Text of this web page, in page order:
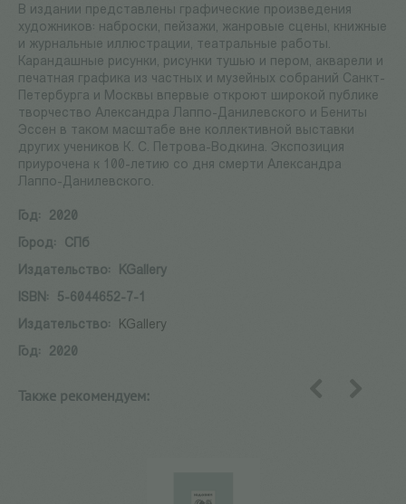
В издании представлены графические произведения
художников: наброски, пейзажи, жанровые сцены, книжные
и журнальные иллюстрации, театральные работы.
Карандашные рисунки, рисунки тушью и пером, акварели и
печатная графика из частных и музейных собраний Санкт-
Петербурга и Москвы впервые откроют широкой публике
творчество Александра Лаппо-Данилевского и Бениты
Эссен в таком масштабе вне коллективной выставки
других учеников К. С. Петрова-Водкина. Экспозиция
приурочена к 100-летию со дня смерти Александра
Лаппо-Данилевского.
Год:
2020
Город:
СПб
Издательство:
KGallery
ISBN:
5-6044652-7-1
Издательство:
KGallery
Год:
2020
Также рекомендуем: